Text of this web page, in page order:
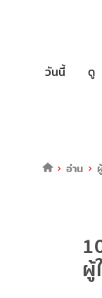
วันนี้ ดู
อ่าน
ผู้